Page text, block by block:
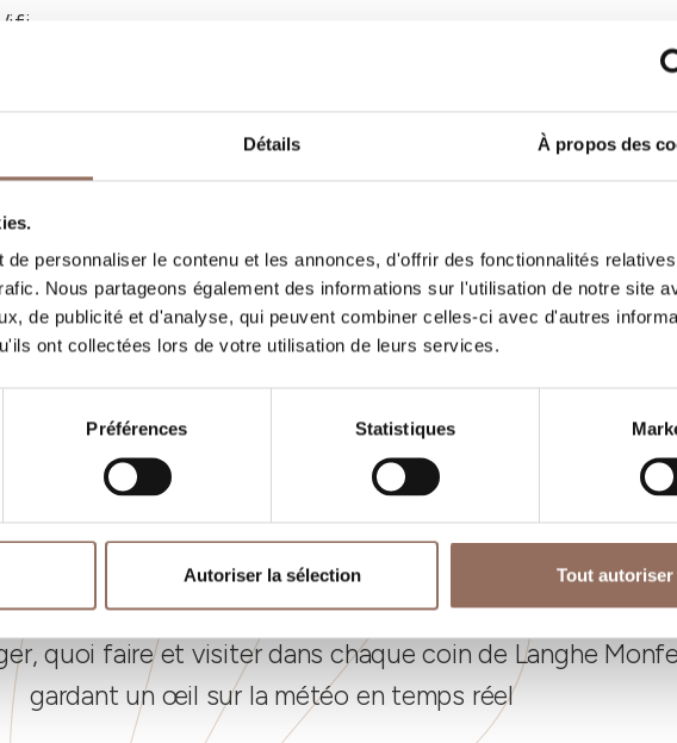
Détails À propos des
de personnaliser le contenu et les annonces, d'offrir des fonctionnalités
Nous partageons également des informations sur l'utilisation de notre site
de publicité et d'analyse, qui peuvent combiner celles-ci avec d'autres
ont collectées lors de votre utilisation de leurs services.
Préférences Statistiques
Autoriser la sélection Tout autoriser
number:
de salles de bains:
number: 10
Vos vacances
quoi faire et visiter dans chaque coin de Langhe
gardant un œil sur la météo en temps réel